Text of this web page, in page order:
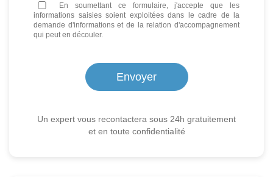
En soumettant ce formulaire, j'accepte que les
informations saisies soient exploitées dans le cadre de la
demande d'informations et de la relation d'accompagnement
qui peut en découler.
Un expert vous recontactera sous 24h gratuitement
et en toute confidentialité